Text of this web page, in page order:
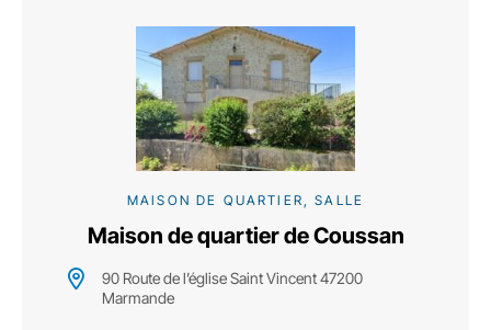
MAISON DE QUARTIER, SALLE
Maison de quartier de Coussan
90 Route de l’église Saint Vincent 47200
Marmande